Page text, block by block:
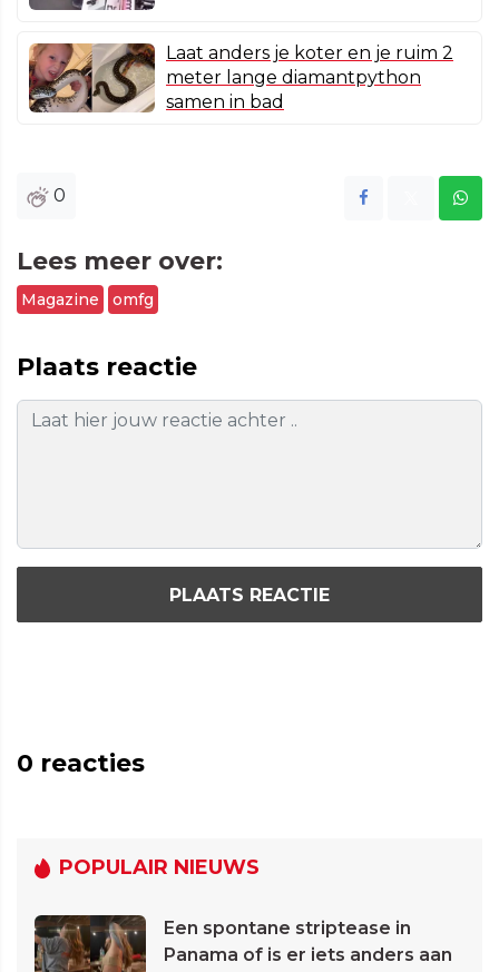
Laat anders je koter en je ruim 2
meter lange diamantpython
samen in bad
0
Lees meer over:
Magazine omfg
Plaats reactie
PLAATS REACTIE
0 reacties
POPULAIR NIEUWS
Een spontane striptease in
Panama of is er iets anders aan